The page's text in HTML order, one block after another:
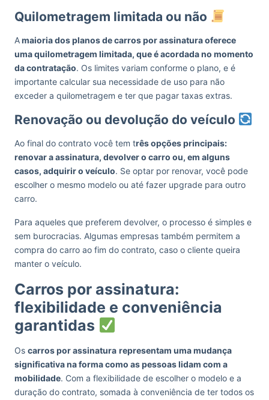
Quilometragem limitada ou não
Amaioria dos planos de carros por assinatura oferece
uma quilometragem limitada, que é acordada no momento
da contratação. Os limites variam conforme o plano, e é
importante calcular sua necessidade de uso para não
exceder a quilometragem e ter que pagar taxas extras.
Renovação ou devolução do veículo
Ao final do contrato você tem três opções principais:
renovar a assinatura, devolver o carro ou, em alguns
casos, adquirir o veículo. Se optar por renovar, você pode
escolher o mesmo modelo ou até fazer upgrade para outro
carro.
Para aqueles que preferem devolver, o processo é simples e
sem burocracias. Algumas empresas também permitem a
compra do carro ao fim do contrato, caso o cliente queira
manter o veículo.
Carros por assinatura:
flexibilidade e conveniência
garantidas
Os carros por assinatura representam uma mudança
significativa na forma como as pessoas lidam com a
mobilidade. Com a flexibilidade de escolher o modelo e a
duração do contrato, somada à conveniência de ter todos os